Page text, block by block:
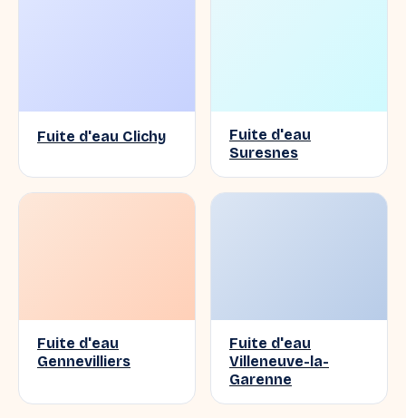
Fuite d'eau Clichy
Fuite d'eau
Suresnes
Fuite d'eau
Gennevilliers
Fuite d'eau
Villeneuve-la-
Garenne